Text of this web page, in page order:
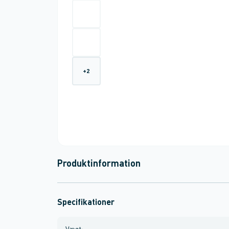
+2
Produktinformation
Specifikationer